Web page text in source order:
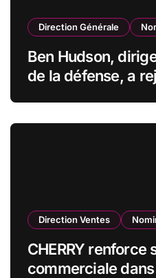
Direction Générale
Ben Hudson,
de la défense, a
Direction Ventes
CHERRY renforce
commerciale